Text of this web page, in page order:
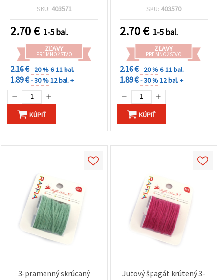
SKU: 403571
2.70€ 1-5 bal.
ZĽAVY
PRE MNOŽSTVO
2.16 €- 20 %6-11 bal.
1.89 €- 30 %12 bal. +
KÚPIŤ
SKU: 403570
2.70€ 1-5 bal.
ZĽAVY
PRE MNOŽSTVO
2.16 €- 20 %6-11 bal.
1.89 €- 30 %12 bal. +
KÚPIŤ
3-pramenný skrúcaný
Jutový špagát krútený 3-